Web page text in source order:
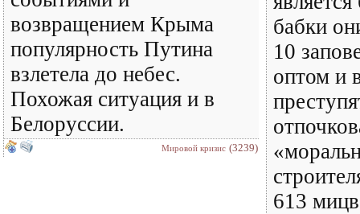
возвращением Крыма
популярность Путина
взлетела до небес.
Похожая ситуация и в
Белоруссии.
Мировой кризис (3239)
бабки
10
оптом и
613